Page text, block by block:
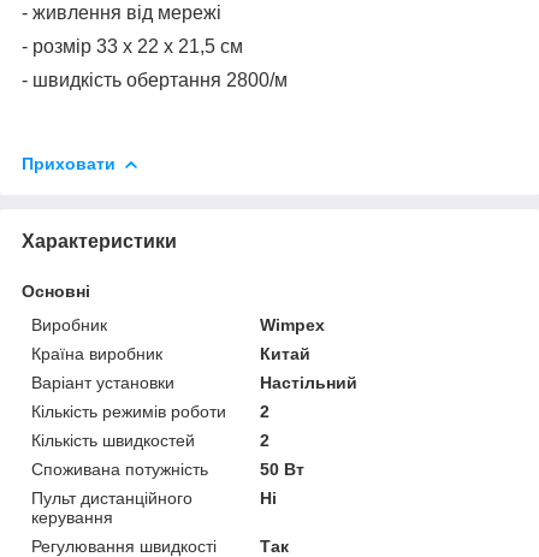
- живлення від мережі
- розмір 33 х 22 х 21,5 см
- швидкість обертання 2800/м
Приховати
Характеристики
Основні
Виробник
Wimpex
Країна виробник
Китай
Варіант установки
Настільний
Кількість режимів роботи
2
Кількість швидкостей
2
Споживана потужність
50 Вт
Пульт дистанційного
керування
Ні
Регулювання швидкості
Так